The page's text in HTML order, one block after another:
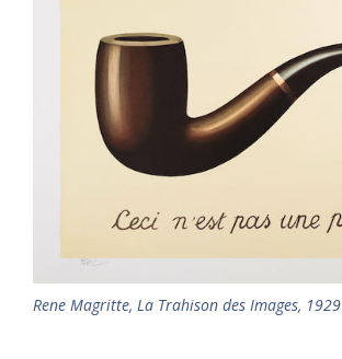
Rene Magritte, La Trahison des Images, 1929